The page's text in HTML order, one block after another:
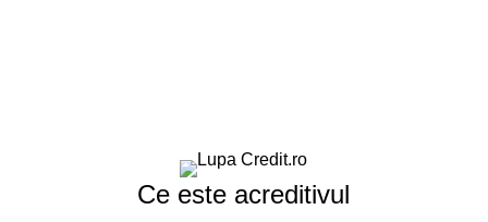
Ce este acreditivul